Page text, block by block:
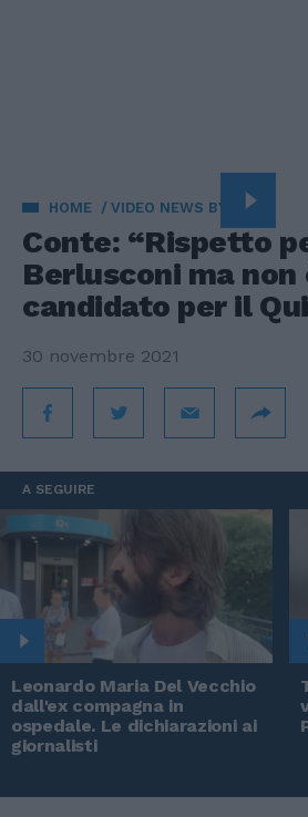
HOME VIDEO NEWS BY VISTA
Conte: “Rispetto
Berlusconi ma non
candidato per il
30 novembre 2021
A SEGUIRE
Leonardo Maria Del Vecchio
dall'ex compagna in
ospedale. Le dichiarazioni ai
giornalisti